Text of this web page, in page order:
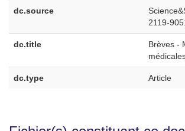
dc.source
2119-
dc.title
Brèves -
dc.type Article